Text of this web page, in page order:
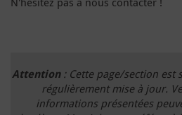
Attention : Cette page/section est
régulièrement mise à jour.
informations présentées